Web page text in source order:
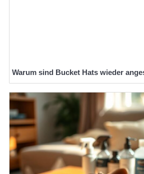
Warum sind Bucket Hats wieder